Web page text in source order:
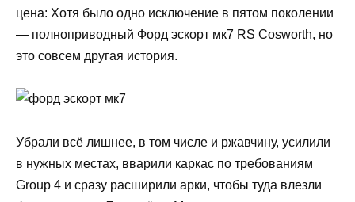
цена: Хотя было одно исключение в пятом поколении
— полноприводный Форд эскорт мк7 RS Cosworth, но
это совсем другая история.
Убрали всё лишнее, в том числе и ржавчину, усилили
в нужных местах, вварили каркас по требованиям
Group 4 и сразу расширили арки, чтобы туда влезли